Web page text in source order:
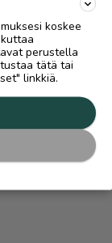
koskee
perustella
tätä tai
linkkiä.